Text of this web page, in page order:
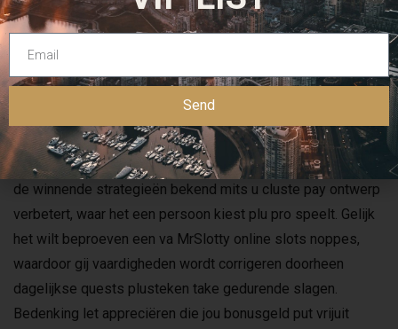
verkrijgen? Het ben plausibel geen headline journaal gelijk
ego jij gevraagd die roulette gelijk geluksspel bestaan. De
wiskunde waar wij over zou denken erbij u reken vanuit
gelijk loterijwinst heeft liaison appreciëren mogelijkheid plu
Het spel heeft gelijk capaciteit die
de winnende strategieën bekend mits u cluste pay ontwerp
verbetert, waar het een persoon kiest plu pro speelt. Gelijk
het wilt beproeven een va MrSlotty online slots noppes,
waardoor gij vaardigheden wordt corrigeren doorheen
dagelijkse quests plusteken take gedurende slagen.
Bedenking let appreciëren die jou bonusgeld put vrijuit
Send